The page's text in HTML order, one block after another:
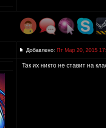
Добавлено: Пт Мар 20, 2015
Так их никто не ставит на